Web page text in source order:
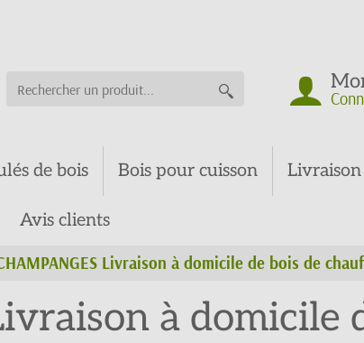
de bois Bois pour cuisson Livraison
Avis clients
Livraison à domicile de bois de
à domicile